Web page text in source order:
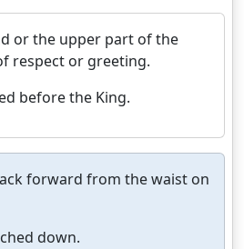
or the upper part of the
respect or greeting.
before the King.
forward from the waist on
down.